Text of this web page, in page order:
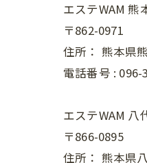
エステWAM 熊
〒862-0971
住所： 熊本県
電話番号 : 096-
エステWAM 八
〒866-0895
住所： 熊本県